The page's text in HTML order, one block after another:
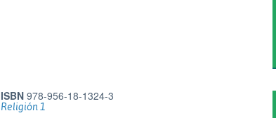
ISBN 978-956-18-1324-3
Religión 1